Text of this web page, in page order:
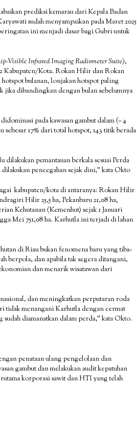
prediksi kemarau dari Kepala Badan
sudah menyampaikan pada Maret 2025
ini menjadi dasar bagi Gubri untuk
Visible Infrared Imaging Radiometer Suite),
Kabupaten/Kota. Rokan Hilir dan Rokan
bulanan, lonjakan hotspot paling
jika dibandingkan dengan bulan sebelumnya
pada kawasan gambut dalam (> 4
sebesar 17% dari total hotspot, 143 titik berada
pemantauan berkala sesuai Perda
dilakukan pencegahan sejak dini,” kata Okto
kabupaten/kota di antaranya: Rokan Hilir
Hilir 25,5 ha, Pekanbaru 21,08 ha,
Kehutanan (Kemenhut) sejak 1 Januari
Mei 751,08 ha. Karhutla ini terjadi di lahan
di Riau bukan fenomena baru yang tiba-
berpola, dan apabila tak segera ditangani,
dan menarik wisatawan dari
dan meningkatkan perputaran roda
tidak menangani Karhutla dengan cermat
diamanatkan dalam perda,” kata Okto.
penataan ulang pengelolaan dan
gambut dan melakukan audit kepatuhan
korporasi sawit dan HTI yang telah